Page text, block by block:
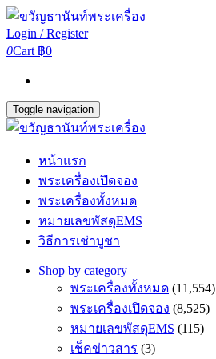
Login / Register
0Cart ฿0
Toggle navigation
หน้าแรก
พระเครื่องเปิดจอง
พระเครื่องทั้งหมด
หมายเลขพัสดุEMS
วิธีการเช่าบูชา
Shop by category
พระเครื่องทั้งหมด (11,554)
พระเครื่องเปิดจอง (8,525)
หมายเลขพัสดุEMS (115)
เช็คข่าวสาร (3)